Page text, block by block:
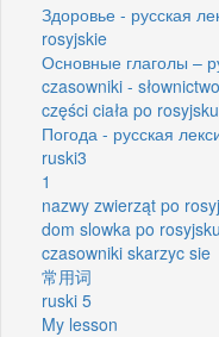
Здоровье - русская
rosyjskie
Основные глаголы –
czasowniki -
części ciała po rosyjsku
Погода - русская
ruski3
1
nazwy zwierząt po
dom slowka po rosyjsku
czasowniki skarzyc sie
常用词
ruski 5
My lesson